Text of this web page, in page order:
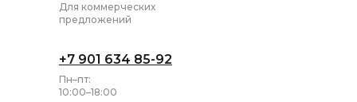
Для коммерческих
предложений
+7 901 634 85-92
Пн–пт:
10:00–18:00